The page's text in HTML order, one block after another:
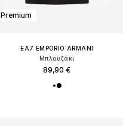
Premium
EA7 EMPORIO ARMANI
Μπλουζάκι
89,90 €